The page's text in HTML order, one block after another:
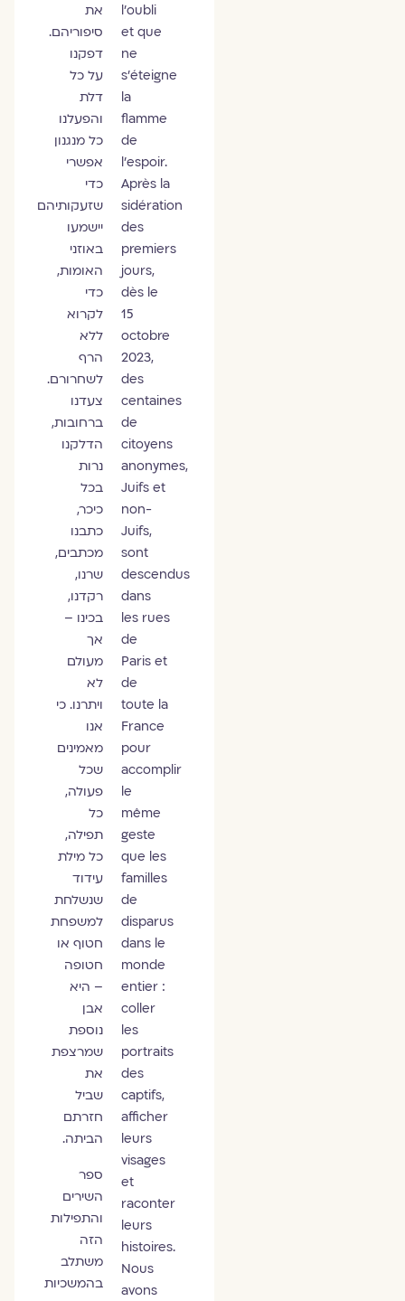
l’oubli
et que
ne
s’éteigne
la
flamme
de
l’espoir.
Après la
sidération
des
premiers
jours,
dès le
15
octobre
2023,
des
centaines
de
citoyens
anonymes,
Juifs et
non-
Juifs,
sont
descendus
dans
les rues
de
Paris et
de
toute la
France
pour
accomplir
le
même
geste
que les
familles
de
disparus
dans le
monde
entier :
coller
les
portraits
des
captifs,
afficher
leurs
visages
et
raconter
leurs
histoires.
Nous
avons
את
סיפוריהם.
דפקנו
על כל
דלת
והפעלנו
כל מנגנון
אפשרי
כדי
שזעקותיהם
יישמעו
באוזני
האומות,
כדי
לקרוא
ללא
הרף
לשחרורם.
צעדנו
ברחובות,
הדלקנו
נרות
בכל
כיכר,
כתבנו
מכתבים,
שרנו,
רקדנו,
בכינו –
אך
מעולם
לא
ויתרנו. כי
אנו
מאמינים
שכל
פעולה,
כל
תפילה,
כל מילת
עידוד
שנשלחת
למשפחת
חטוף או
חטופה
– היא
אבן
נוספת
שמרצפת
את
שביל
חזרתם
הביתה.
ספר
השירים
והתפילות
הזה
משתלב
בהמשכיות